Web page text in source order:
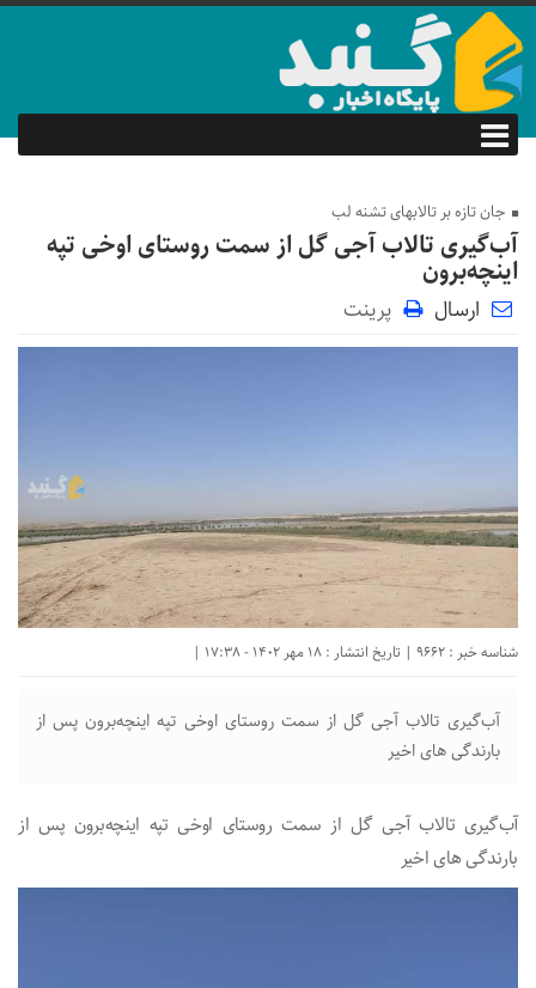
جان تازه بر تالابهای تشنه لب
آب‌گیری تالاب آجی گل از سمت روستای اوخی تپه
اینچه‌برون
ارسال پرینت
شناسه خبر : 9662 | تاریخ انتشار : 18 مهر 1402 - 17:38 |
آب‌گیری تالاب آجی گل از سمت روستای اوخی تپه اینچه‌برون پس از
بارندگی های اخیر
آب‌گیری تالاب آجی گل از سمت روستای اوخی تپه اینچه‌برون پس از
بارندگی های اخیر